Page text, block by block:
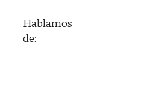
Hablamos
de: